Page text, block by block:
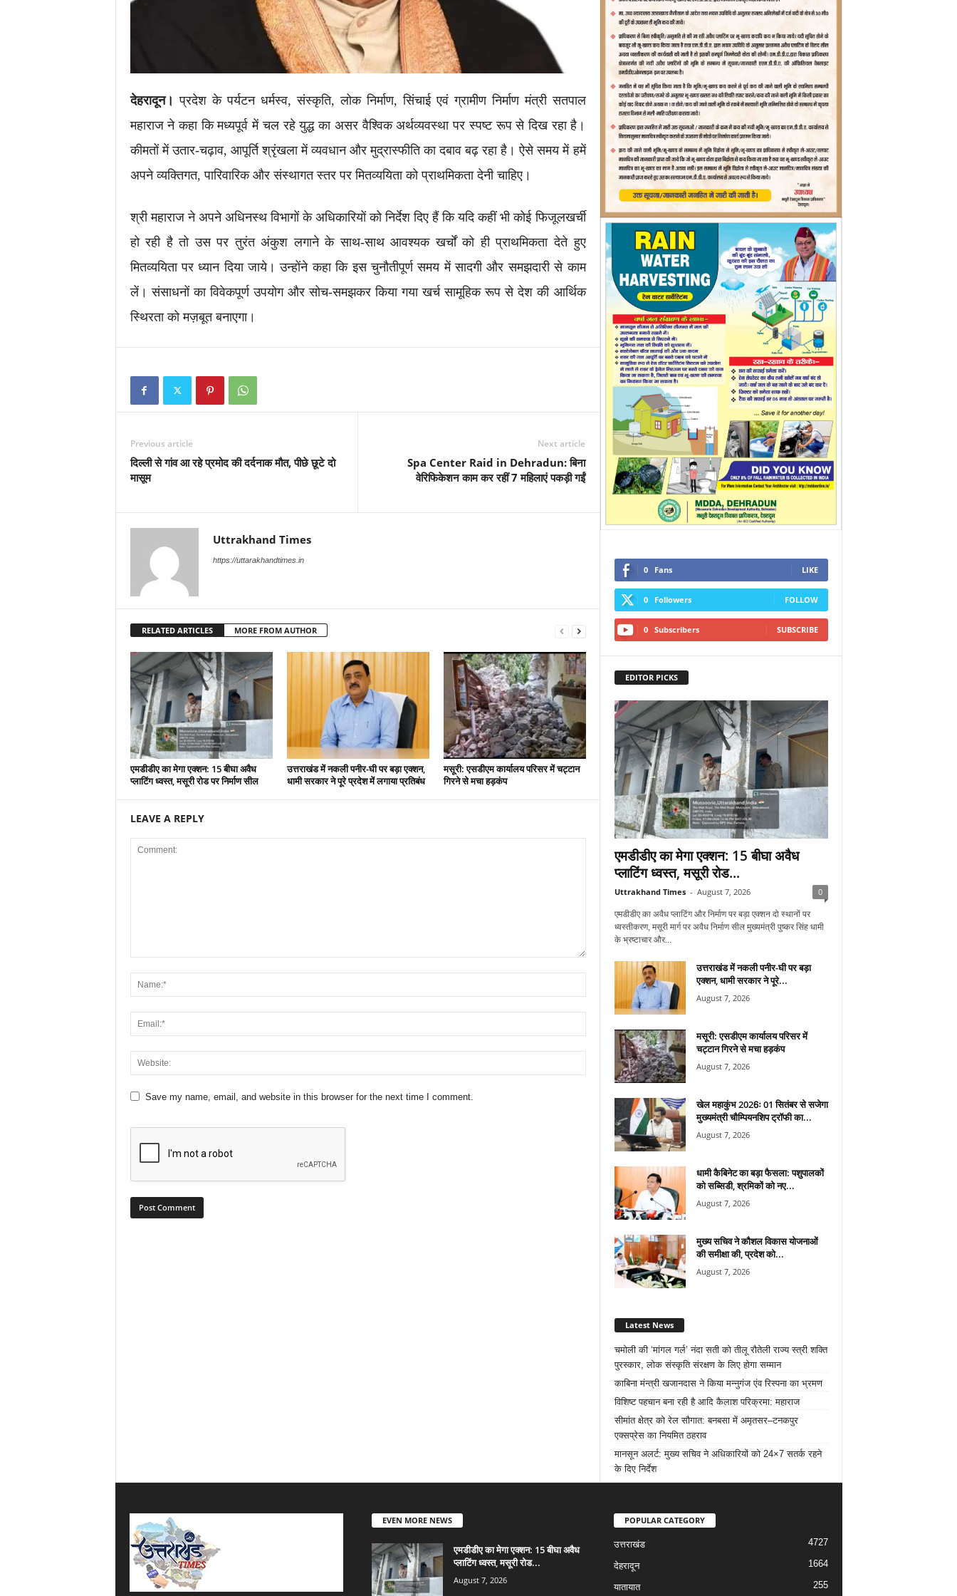
देहरादून। प्रदेश के पर्यटन धर्मस्व, संस्कृति, लोक निर्माण, सिंचाई एवं ग्रामीण निर्माण मंत्री सतपाल
महाराज ने कहा कि मध्यपूर्व में चल रहे युद्ध का असर वैश्विक अर्थव्यवस्था पर स्पष्ट रूप से दिख रहा है।
कीमतों में उतार-चढ़ाव, आपूर्ति श्रृंखला में व्यवधान और मुद्रास्फीति का दबाव बढ़ रहा है। ऐसे समय में हमें
अपने व्यक्तिगत, पारिवारिक और संस्थागत स्तर पर मितव्ययिता को प्राथमिकता देनी चाहिए।
श्री महाराज ने अपने अधिनस्थ विभागों के अधिकारियों को निर्देश दिए हैं कि यदि कहीं भी कोई फिजूलखर्ची
हो रही है तो उस पर तुरंत अंकुश लगाने के साथ-साथ आवश्यक खर्चों को ही प्राथमिकता देते हुए
मितव्ययिता पर ध्यान दिया जाये। उन्होंने कहा कि इस चुनौतीपूर्ण समय में सादगी और समझदारी से काम
लें। संसाधनों का विवेकपूर्ण उपयोग और सोच-समझकर किया गया खर्च सामूहिक रूप से देश की आर्थिक
स्थिरता को मज़बूत बनाएगा।
Previous article
दिल्ली से गांव आ रहे प्रमोद की दर्दनाक मौत, पीछे छूटे दो
मासूम
Next article
Spa Center Raid in Dehradun: बिना
वेरिफिकेशन काम कर रहीं 7 महिलाएं पकड़ी गईं
Uttrakhand Times
https://uttarakhandtimes.in
RELATED ARTICLES MORE FROM AUTHOR
एमडीडीए का मेगा एक्शन: 15 बीघा अवैध
प्लाटिंग ध्वस्त, मसूरी रोड पर निर्माण सील
उत्तराखंड में नकली पनीर-घी पर बड़ा एक्शन,
धामी सरकार ने पूरे प्रदेश में लगाया प्रतिबंध
मसूरी: एसडीएम कार्यालय परिसर में चट्टान
गिरने से मचा हड़कंप
LEAVE A REPLY
Save my name, email, and website in this browser for the next time I comment.
0 Fans LIKE
0 Followers FOLLOW
0 Subscribers SUBSCRIBE
EDITOR PICKS
एमडीडीए का मेगा एक्शन: 15 बीघा अवैध
प्लाटिंग ध्वस्त, मसूरी रोड...
Uttrakhand Times - August 7, 2026 0
एमडीडीए का अवैध प्लाटिंग और निर्माण पर बड़ा एक्शन दो स्थानों पर
ध्वस्तीकरण, मसूरी मार्ग पर अवैध निर्माण सील मुख्यमंत्री पुष्कर सिंह धामी
के भ्रष्टाचार और...
उत्तराखंड में नकली पनीर-घी पर बड़ा
एक्शन, धामी सरकार ने पूरे...
August 7, 2026
मसूरी: एसडीएम कार्यालय परिसर में
चट्टान गिरने से मचा हड़कंप
August 7, 2026
खेल महाकुंभ 2026ः 01 सितंबर से सजेगा
मुख्यमंत्री चौम्पियनशिप ट्रॉफी का...
August 7, 2026
धामी कैबिनेट का बड़ा फैसला: पशुपालकों
को सब्सिडी, श्रमिकों को नए...
August 7, 2026
मुख्य सचिव ने कौशल विकास योजनाओं
की समीक्षा की, प्रदेश को...
August 7, 2026
Latest News
चमोली की ‘मांगल गर्ल’ नंदा सती को तीलू रौतेली राज्य स्त्री शक्ति
पुरस्कार, लोक संस्कृति संरक्षण के लिए होगा सम्मान
काबिना मंन्त्री खजानदास ने किया मन्नुगंज एंव रिस्पना का भ्रमण
विशिष्ट पहचान बना रही है आदि कैलाश परिक्रमा: महाराज
सीमांत क्षेत्र को रेल सौगात: बनबसा में अमृतसर–टनकपुर
एक्सप्रेस का नियमित ठहराव
मानसून अलर्ट: मुख्य सचिव ने अधिकारियों को 24×7 सतर्क रहने
के दिए निर्देश
EVEN MORE NEWS
एमडीडीए का मेगा एक्शन: 15 बीघा अवैध
प्लाटिंग ध्वस्त, मसूरी रोड...
August 7, 2026
POPULAR CATEGORY
उत्तराखंड 4727
देहरादून 1664
यातायात 255